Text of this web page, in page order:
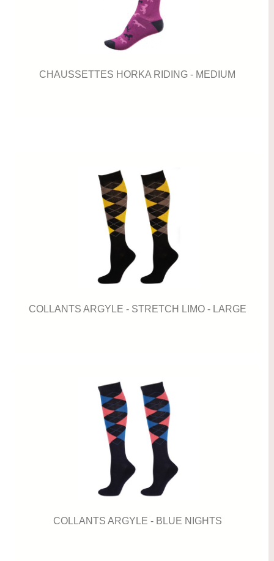
CHAUSSETTES HORKA RIDING - MEDIUM
COLLANTS ARGYLE - STRETCH LIMO - LARGE
COLLANTS ARGYLE - BLUE NIGHTS